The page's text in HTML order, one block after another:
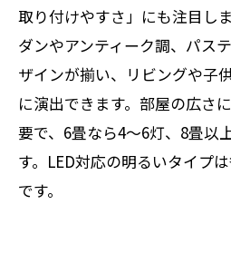
取り付けやすさ」にも注目し
ダンやアンティーク調、パス
ザインが揃い、リビングや子
に演出できます。部屋の広さ
要で、6畳なら4～6灯、8畳以
す。LED対応の明るいタイプ
です。